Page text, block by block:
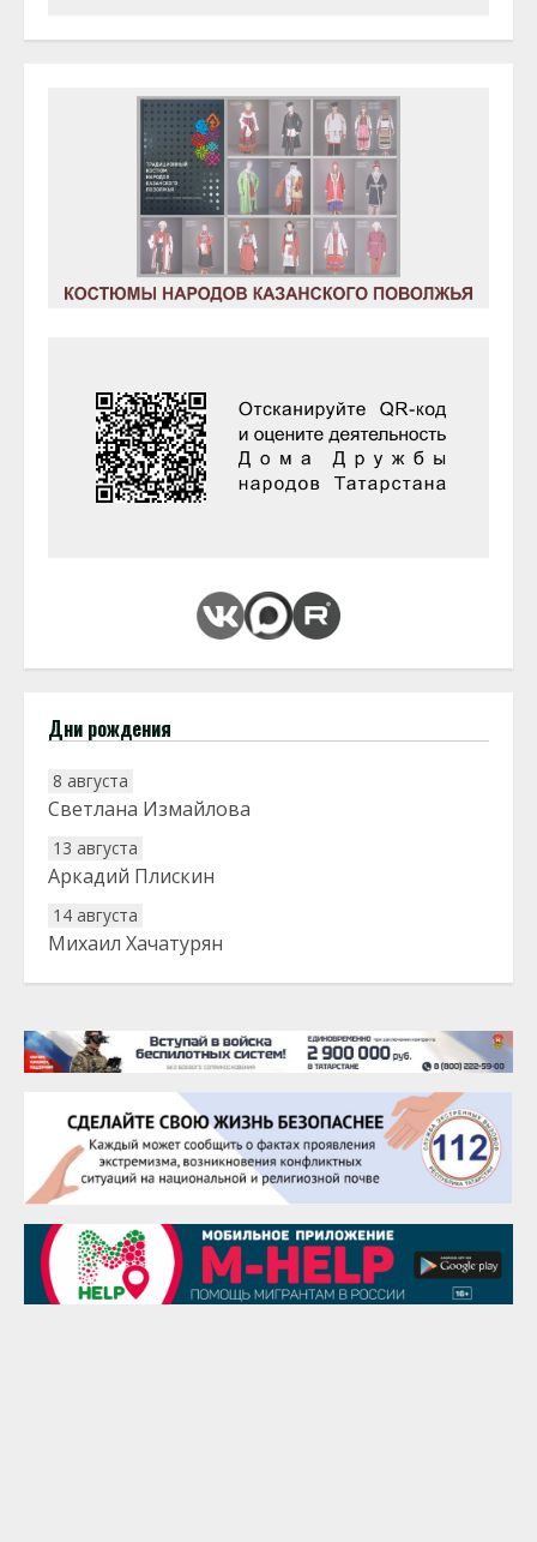
Дни рождения
8 августа
Светлана Измайлова
13 августа
Аркадий Плискин
14 августа
Михаил Хачатурян
20 августа
22 августа
Евгений Ефимов
25 августа
Сэсэгма Бубеева
28 августа
Чингиз Мустафаев
29 августа
Надежда Рослова